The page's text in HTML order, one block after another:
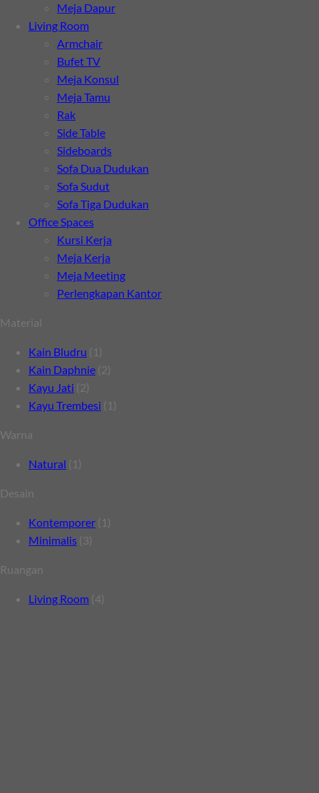
Meja Dapur
Living Room
Armchair
Bufet TV
Meja Konsul
Meja Tamu
Rak
Side Table
Sideboards
Sofa Dua Dudukan
Sofa Sudut
Sofa Tiga Dudukan
Office Spaces
Kursi Kerja
Meja Kerja
Meja Meeting
Perlengkapan Kantor
Material
Kain Bludru (1)
Kain Daphnie (2)
Kayu Jati (2)
Kayu Trembesi (1)
Warna
Natural (1)
Desain
Kontemporer (1)
Minimalis (3)
Ruangan
Living Room (4)